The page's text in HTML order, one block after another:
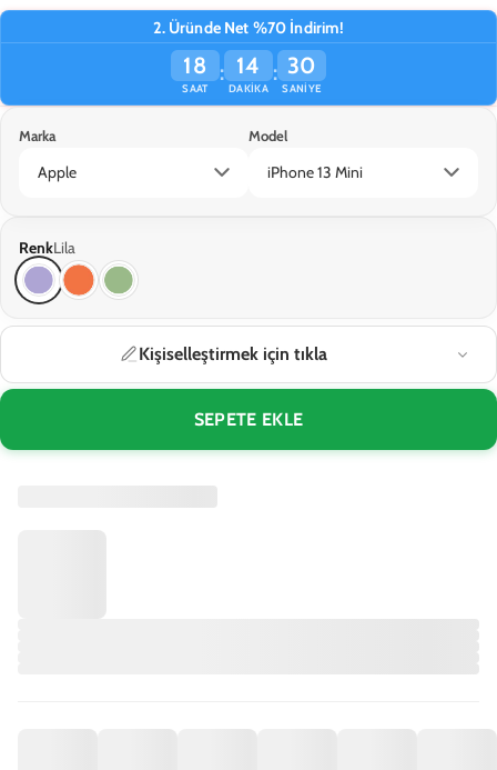
2. Üründe Net %70 İndirim!
18
SAAT
: 14
DAKIKA
: 30
SANIYE
Marka Model
RenkLila
Kişiselleştirmek için tıkla
SEPETE EKLE